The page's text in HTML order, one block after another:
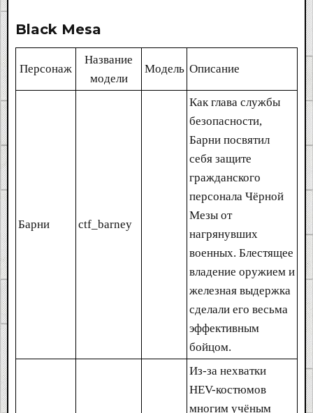
Black Mesa​
Персонаж​
Название
модели​
Модель​ Описание
Барни ctf_barney
Как глава службы
безопасности,
Барни посвятил
себя защите
гражданского
персонала Чёрной
Мезы от
нагрянувших
военных. Блестящее
владение оружием и
железная выдержка
сделали его весьма
эффективным
бойцом.
Из-за нехватки
HEV-костюмов
многим учёным